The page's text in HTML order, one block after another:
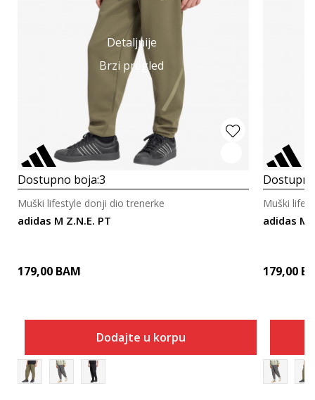
Detaljnije
Brzi pregled
Dostupno boja:3
adidas M Z.N.E. PT
Muški lifestyle donji dio trenerke
179,00 BAM
Dodajte u korpu
adidas M
Muški
179,00